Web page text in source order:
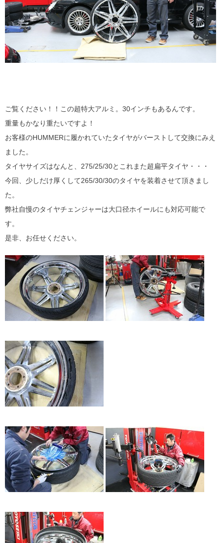
ご覧ください！！この超特大アルミ。30インチもあるんです。
重量もかなり重たいですよ！
お客様のHUMMERに履かれていたタイヤがバーストして交換にみえ
ました。
タイヤサイズはなんと、275/25/30とこれまた超扁平タイヤ・・・
今回、少しだけ厚くして265/30/30のタイヤを装着させて頂きまし
た。
弊社自慢のタイヤチェンジャーは大口径ホイールにも対応可能で
す。
是非、お任せください。